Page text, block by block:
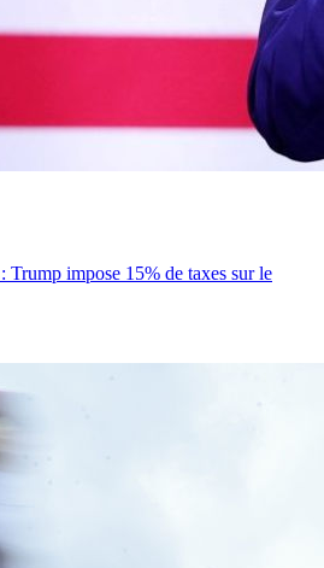
Trump impose 15% de taxes sur le